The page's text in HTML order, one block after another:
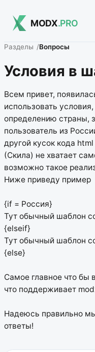
MODX.PRO
Разделы Вопросы
Условия в
Всем привет,
использовать
определению страны,
пользователь из
другой кусок кода
(Скила) не хватает
возможно такое
Ниже приведу пример
{if = Россия}
Тут обычный шаблон
{elseif}
Тут обычный шаблон
{else}
Самое главное что бы
что поддерживает
Надеюсь правильно
ответы!